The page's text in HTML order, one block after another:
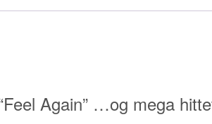
Again” …og mega